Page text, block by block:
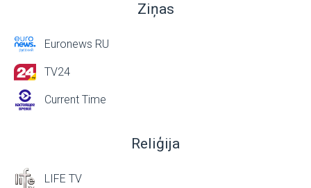
Ziņas
Euronews RU
TV24
Current Time
Reliģija
LIFE TV